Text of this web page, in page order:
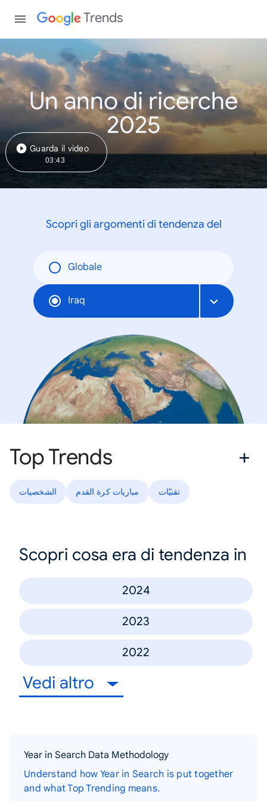
Trends
Un anno di ricerche
2025
Guarda il video
03:43
Scopri gli argomenti di tendenza del
Globale
Iraq
Top Trends
الشخصيات مباريات كرة القدم تقنيّات
Scopri cosa era di tendenza in
2024
2023
2022
Vedi altro
Year in Search Data Methodology
Understand how Year in Search is put together
and what Top Trending means.